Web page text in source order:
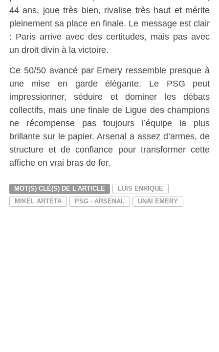
44 ans, joue très bien, rivalise très haut et mérite
pleinement sa place en finale. Le message est clair
: Paris arrive avec des certitudes, mais pas avec
un droit divin à la victoire.
Ce 50/50 avancé par Emery ressemble presque à
une mise en garde élégante. Le PSG peut
impressionner, séduire et dominer les débats
collectifs, mais une finale de Ligue des champions
ne récompense pas toujours l’équipe la plus
brillante sur le papier. Arsenal a assez d’armes, de
structure et de confiance pour transformer cette
affiche en vrai bras de fer.
MOT(S) CLÉ(S) DE L'ARTICLE
LUIS ENRIQUE
MIKEL ARTETA
PSG - ARSENAL UNAI EMERY